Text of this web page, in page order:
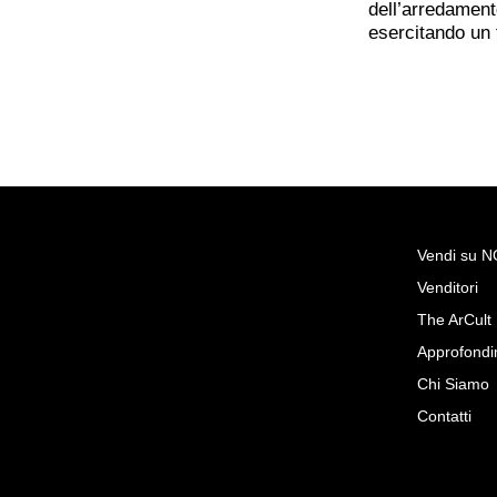
esercitando
Richiedi Maggiori Info
Carrello Bar Mid-century
Decorato E Piano Vetro
Vendi su
Venditori
The ArCult
Chi Siamo
Contatti